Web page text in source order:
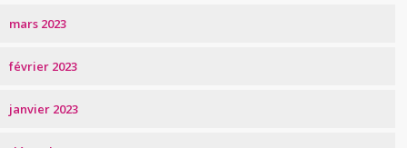
mars 2023
février 2023
janvier 2023